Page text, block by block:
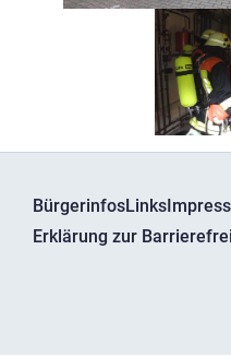
BürgerinfosLinks
Erklärung zur